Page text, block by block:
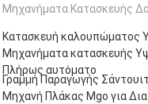
Μηχανήματα Κατασκευής
Κατασκευή καλουπώματος
Μηχανήματα κατασκευής
Πλήρως αυτόματο
Γραμμή Παραγωγής
Μηχανή Πλάκας Mgo για